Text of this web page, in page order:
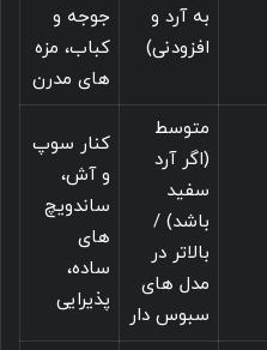
به آرد و
افزودنی)
جوجه و
کباب، مزه
های مدرن
متوسط
(اگر آرد
سفید
باشد) /
بالاتر در
مدل های
سبوس دار
کنار سوپ
و آش،
ساندویچ
های
ساده،
پذیرایی